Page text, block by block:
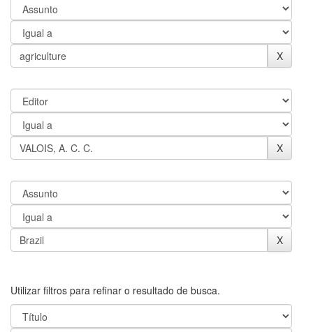
Utilizar filtros para refinar o resultado de busca.